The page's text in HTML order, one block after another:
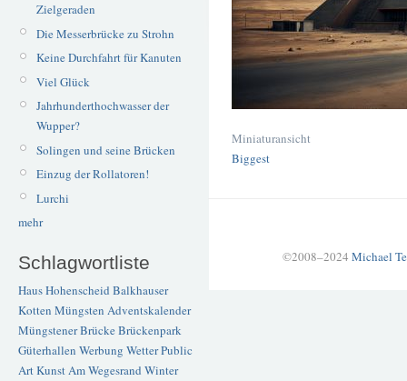
Zielgeraden
Die Messerbrücke zu Strohn
Keine Durchfahrt für Kanuten
Viel Glück
Jahrhunderthochwasser der
Wupper?
Solingen und seine Brücken
Einzug der Rollatoren!
Lurchi
mehr
Schlagwortliste
Haus Hohenscheid Balkhauser
Kotten Müngsten Adventskalender
Müngstener BrückeBrückenpark
Güterhallen Werbung WetterPublic
ArtKunstAm Wegesrand Winter
Miniaturansicht
Biggest
©2008–2024 Michael